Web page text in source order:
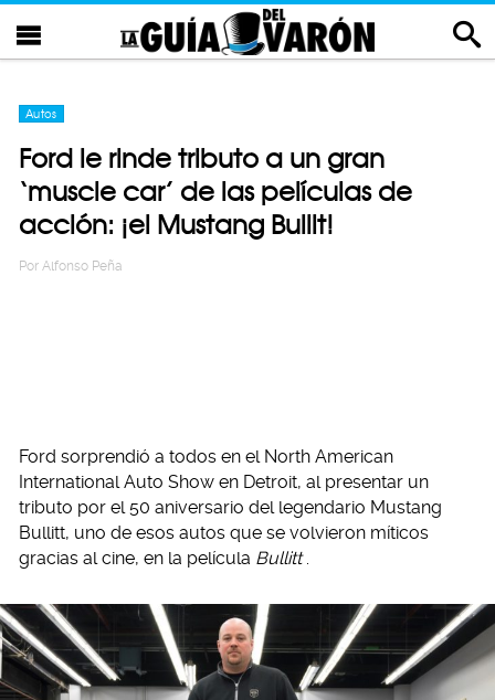
Autos
Ford le rinde tributo a un gran
‘muscle car’ de las películas de
acción: ¡el Mustang Bullit!
Por Alfonso Peña
Ford sorprendió a todos en el North American
International Auto Show en Detroit, al presentar un
tributo por el 50 aniversario del legendario Mustang
Bullitt, uno de esos autos que se volvieron míticos
gracias al cine, en la película Bullitt .